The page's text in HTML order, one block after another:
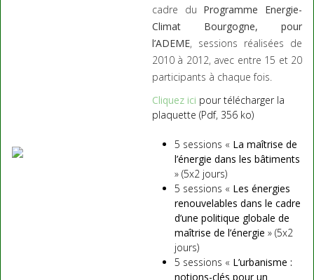
cadre du Programme Energie-
Climat Bourgogne, pour
l’ADEME, sessions réalisées de
2010 à 2012, avec entre 15 et 20
participants à chaque fois.
Cliquez ici pour télécharger la
plaquette (Pdf, 356 ko)
5 sessions « La maîtrise de
l’énergie dans les bâtiments
» (5x2 jours)
5 sessions « Les énergies
renouvelables dans le cadre
d’une politique globale de
maîtrise de l’énergie » (5x2
jours)
5 sessions « L’urbanisme :
notions-clés pour un